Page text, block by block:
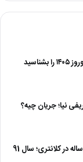
نیا؛ جریان چیه؟